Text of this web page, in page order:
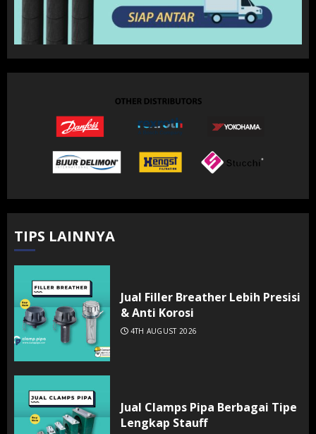
TIPS LAINNYA
Jual Filler Breather Lebih Presisi
& Anti Korosi
4TH AUGUST 2026
Jual Clamps Pipa Berbagai Tipe
Lengkap Stauff